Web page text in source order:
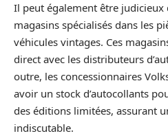
Il peut également être judicieux
magasins spécialisés dans les
véhicules vintages. Ces
direct avec les distributeurs
outre, les concessionnaires
avoir un stock d’autocollants
des éditions limitées, assurant
indiscutable.